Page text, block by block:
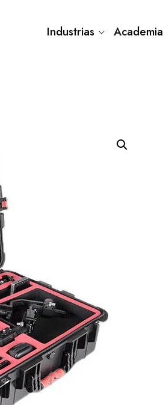
Industrias Academia